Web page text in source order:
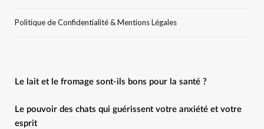
Politique de Confidentialité & Mentions Légales
Le lait et le fromage sont-ils bons pour la santé ?
Le pouvoir des chats qui guérissent votre anxiété et votre
esprit